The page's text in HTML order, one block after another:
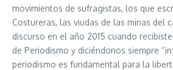
movimientos de sufragistas, los que
Costureras, las viudas de las minas del
discurso en el año 2015 cuando
de Periodismo y diciéndonos siempre
periodismo es fundamental para la